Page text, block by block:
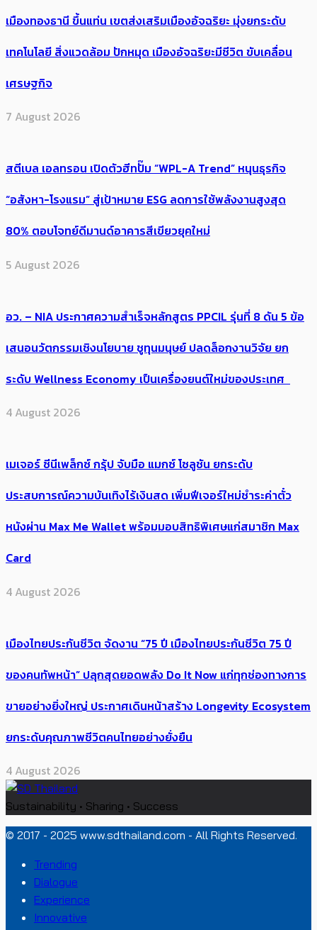
เมืองทองธานี ขึ้นแท่น เขตส่งเสริมเมืองอัจฉริยะ มุ่งยกระดับ
เทคโนโลยี สิ่งแวดล้อม ปักหมุด เมืองอัจฉริยะมีชีวิต ขับเคลื่อน
เศรษฐกิจ
7 August 2026
สตีเบล เอลทรอน เปิดตัวฮีทปั๊ม “WPL-A Trend” หนุนธุรกิจ
“อสังหา-โรงแรม” สู่เป้าหมาย ESG ลดการใช้พลังงานสูงสุด
80% ตอบโจทย์ดีมานด์อาคารสีเขียวยุคใหม่
5 August 2026
อว. – NIA ประกาศความสำเร็จหลักสูตร PPCIL รุ่นที่ 8 ดัน 5 ข้อ
เสนอนวัตกรรมเชิงนโยบาย ชูทุนมนุษย์ ปลดล็อกงานวิจัย ยก
ระดับ Wellness Economy เป็นเครื่องยนต์ใหม่ของประเทศ
4 August 2026
เมเจอร์ ซีนีเพล็กซ์ กรุ้ป จับมือ แมกซ์ โซลูชัน ยกระดับ
ประสบการณ์ความบันเทิงไร้เงินสด เพิ่มฟีเจอร์ใหม่ชำระค่าตั๋ว
หนังผ่าน Max Me Wallet พร้อมมอบสิทธิพิเศษแก่สมาชิก Max
Card
4 August 2026
เมืองไทยประกันชีวิต จัดงาน “75 ปี เมืองไทยประกันชีวิต 75 ปี
ของคนทัพหน้า” ปลุกสุดยอดพลัง Do It Now แก่ทุกช่องทางการ
ขายอย่างยิ่งใหญ่ ประกาศเดินหน้าสร้าง Longevity Ecosystem
ยกระดับคุณภาพชีวิตคนไทยอย่างยั่งยืน
4 August 2026
Sustainability • Sharing • Success
© 2017 - 2025 www.sdthailand.com - All Rights Reserved.
Trending
Dialogue
Experience
Innovative